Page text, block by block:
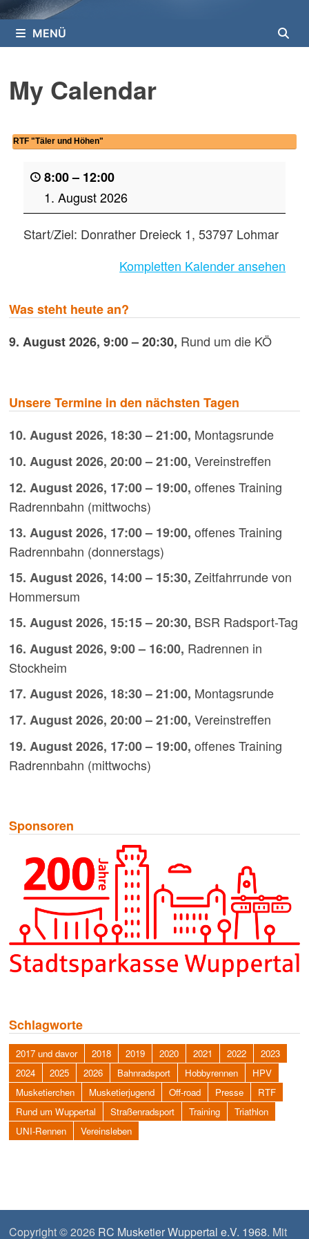
MENÜ
My Calendar
RTF "Täler und Höhen"
8:00– 12:00
1. August 2026
Start/Ziel: Donrather Dreieck 1, 53797 Lohmar
Kompletten Kalender ansehen
Was steht heute an?
9. August 2026, 9:00– 20:30, Rund um die KÖ
Unsere Termine in den nächsten Tagen
10. August 2026, 18:30– 21:00, Montagsrunde
10. August 2026, 20:00– 21:00, Vereinstreffen
12. August 2026, 17:00– 19:00, offenes Training
Radrennbahn (mittwochs)
13. August 2026, 17:00– 19:00, offenes Training
Radrennbahn (donnerstags)
15. August 2026, 14:00– 15:30, Zeitfahrrunde von
Hommersum
15. August 2026, 15:15– 20:30, BSR Radsport-Tag
16. August 2026, 9:00– 16:00, Radrennen in
Stockheim
17. August 2026, 18:30– 21:00, Montagsrunde
17. August 2026, 20:00– 21:00, Vereinstreffen
19. August 2026, 17:00– 19:00, offenes Training
Radrennbahn (mittwochs)
Sponsoren
Schlagworte
2017 und davor 2018 2019 2020 2021 2022
2023
2024
2025 2026 Bahnradsport Hobbyrennen
HPV
Musketierchen
Musketierjugend Off-road Presse
RTF
Rund um Wuppertal
Straßenradsport Training
Triathlon
UNI-Rennen
Vereinsleben
Copyright © 2026 RC Musketier Wuppertal e.V. 1968. Mit